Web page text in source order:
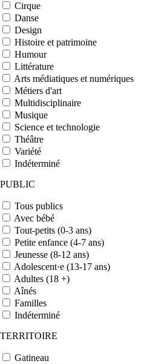
Cirque
Danse
Design
Histoire et patrimoine
Humour
Littérature
Arts médiatiques et numériques
Métiers d'art
Multidisciplinaire
Musique
Science et technologie
Théâtre
Variété
Indéterminé
PUBLIC
Tous publics
Avec bébé
Tout-petits (0-3 ans)
Petite enfance (4-7 ans)
Jeunesse (8-12 ans)
Adolescent·e (13-17 ans)
Adultes (18 +)
Aînés
Familles
Indéterminé
TERRITOIRE
Gatineau